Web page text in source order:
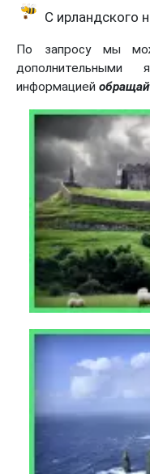
С ирландского
По запросу мы
дополнительными
информацией